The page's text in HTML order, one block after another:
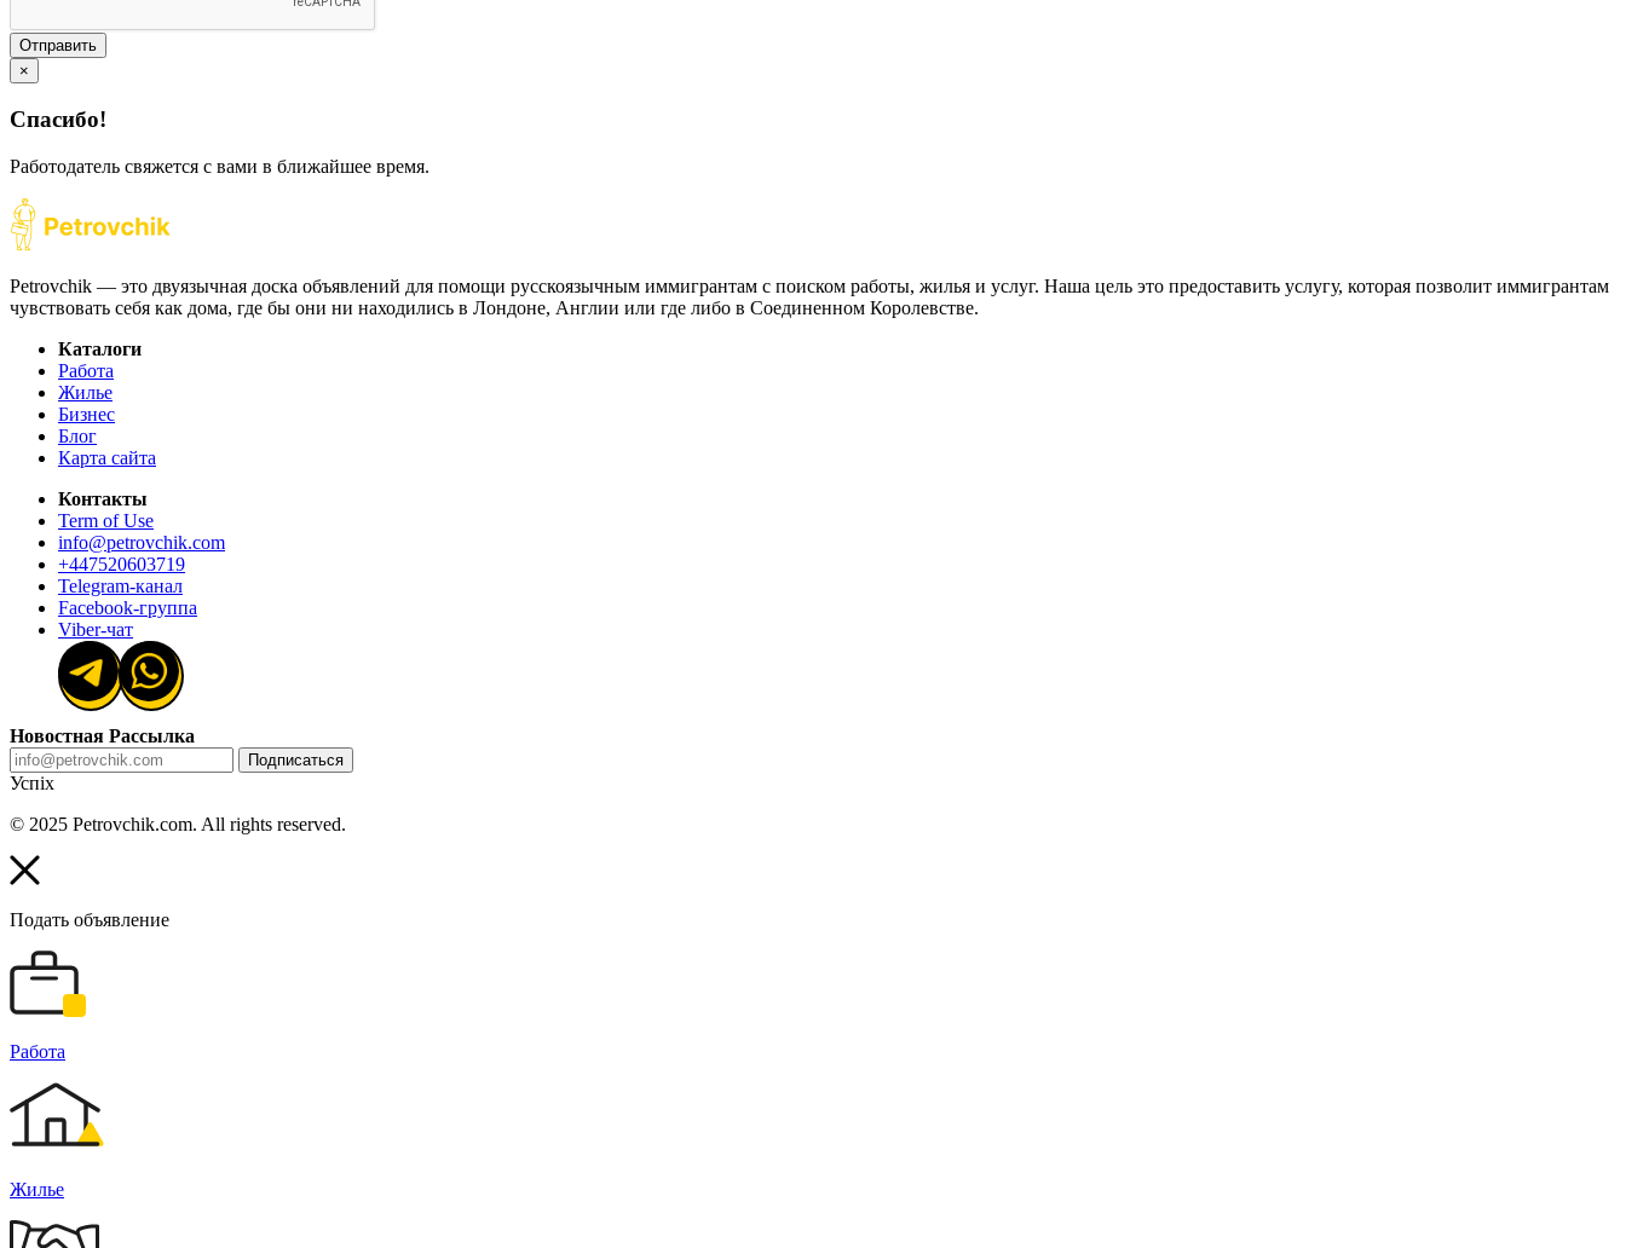
Отправить
×
Спасибо!
Работодатель свяжется с вами в ближайшее время.
Petrovchik — это двуязычная доска объявлений для помощи русскоязычным иммигрантам с поиском работы, жилья и услуг. Наша цель это предоставить услугу, которая позволит иммигрантам
чувствовать себя как дома, где бы они ни находились в Лондоне, Англии или где либо в Соединенном Королевстве.
Каталоги
Работа
Жилье
Бизнес
Блог
Карта сайта
Контакты
Term of Use
info@petrovchik.com
+447520603719
Telegram-канал
Facebook-группа
Viber-чат
Новостная Рассылка
Подписаться
Успіх
© 2025 Petrovchik.com. All rights reserved.
Подать объявление
Работа
Жилье